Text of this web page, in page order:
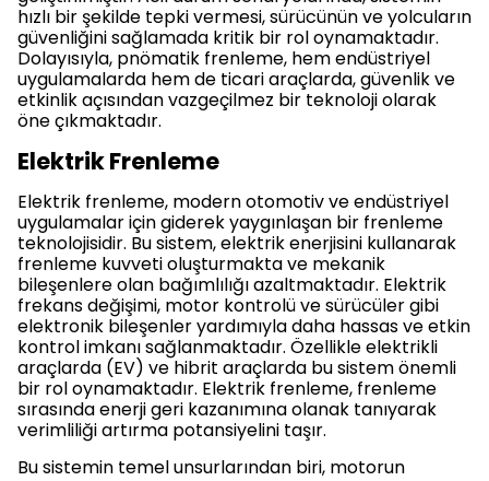
hızlı bir şekilde tepki vermesi, sürücünün ve yolcuların
güvenliğini sağlamada kritik bir rol oynamaktadır.
Dolayısıyla, pnömatik frenleme, hem endüstriyel
uygulamalarda hem de ticari araçlarda, güvenlik ve
etkinlik açısından vazgeçilmez bir teknoloji olarak
öne çıkmaktadır.
Elektrik Frenleme
Elektrik frenleme, modern otomotiv ve endüstriyel
uygulamalar için giderek yaygınlaşan bir frenleme
teknolojisidir. Bu sistem, elektrik enerjisini kullanarak
frenleme kuvveti oluşturmakta ve mekanik
bileşenlere olan bağımlılığı azaltmaktadır. Elektrik
frekans değişimi, motor kontrolü ve sürücüler gibi
elektronik bileşenler yardımıyla daha hassas ve etkin
kontrol imkanı sağlanmaktadır. Özellikle elektrikli
araçlarda (EV) ve hibrit araçlarda bu sistem önemli
bir rol oynamaktadır. Elektrik frenleme, frenleme
sırasında enerji geri kazanımına olanak tanıyarak
verimliliği artırma potansiyelini taşır.
Bu sistemin temel unsurlarından biri, motorun